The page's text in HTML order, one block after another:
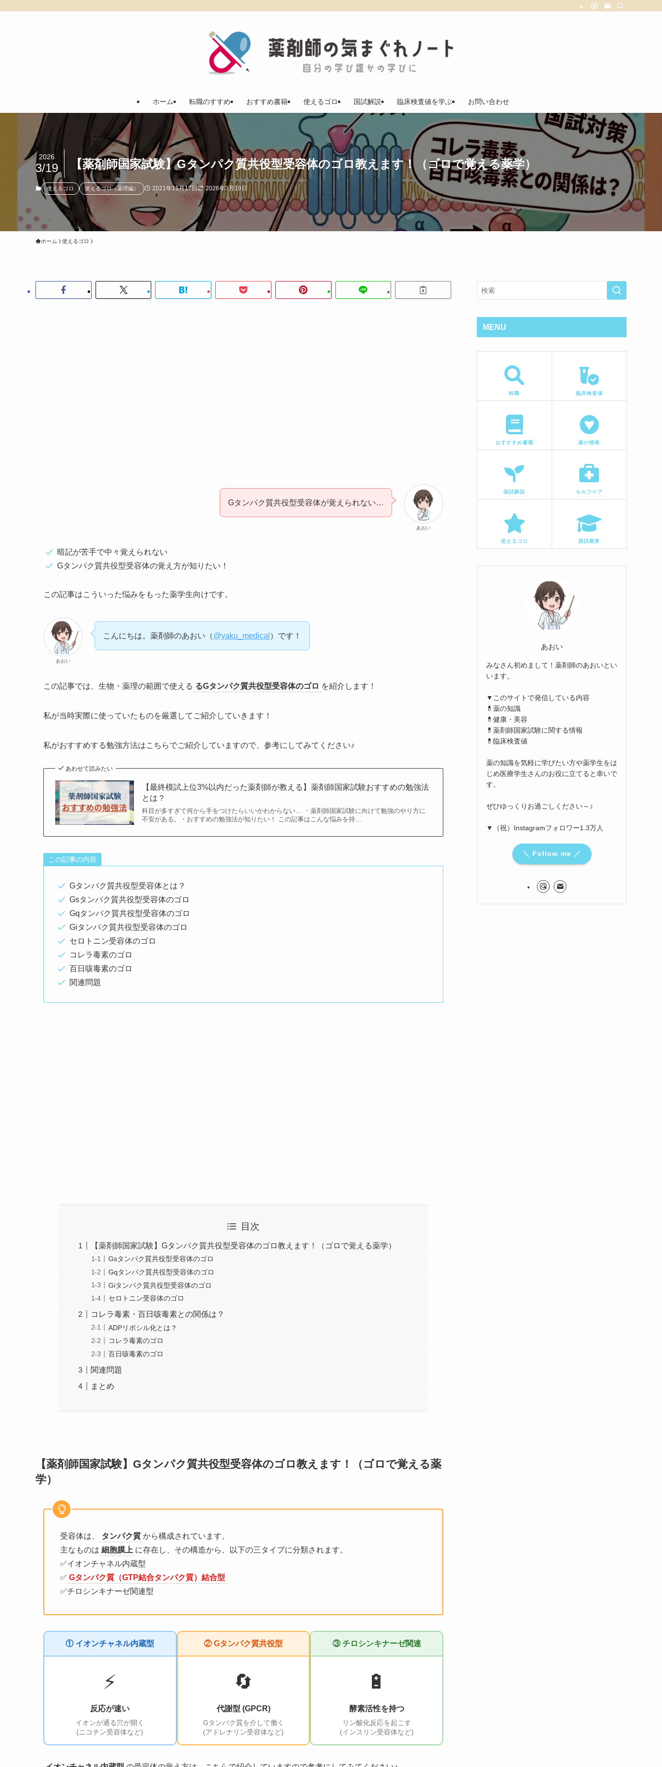
ホーム 転職のすすめ おすすめ書籍 使えるゴロ 国試解説 臨床検査値を学ぶ お問い合わせ
【薬剤師国家試験】Gタンパク質共役型受容体のゴロ教えます！（ゴロで覚える薬学）
2026
3/19
使えるゴロ 使えるゴロ（薬理編） 2021年11月17日 2026年3月19日
ホーム 使えるゴロ
あおい
Gタンパク質共役型受容体が覚えられない…
暗記が苦手で中々覚えられない
Gタンパク質共役型受容体の覚え方が知りたい！
この記事はこういった悩みをもった薬学生向けです。
あおい
こんにちは。薬剤師のあおい（@yaku_medical ）です！
この記事では、生物・薬理の範囲で使える るGタンパク質共役型受容体のゴロ を紹介します！
私が当時実際に使っていたものを厳選してご紹介していきます！
私がおすすめする勉強方法はこちらでご紹介していますので、参考にしてみてください♪
あわせて読みたい
【最終模試上位3%以内だった薬剤師が教える】薬剤師国家試験おすすめの勉強法
とは？
科目が多すぎて何から手をつけたらいいかわからない… ・薬剤師国家試験に向けて勉強のやり方に
不安がある。・おすすめの勉強法が知りたい！ この記事はこんな悩みを持…
この記事の内容
Gタンパク質共役型受容体とは？
Gsタンパク質共役型受容体のゴロ
Gqタンパク質共役型受容体のゴロ
Giタンパク質共役型受容体のゴロ
セロトニン受容体のゴロ
コレラ毒素のゴロ
百日咳毒素のゴロ
関連問題
目次
【薬剤師国家試験】Gタンパク質共役型受容体のゴロ教えます！（ゴロで覚える薬学）
Gsタンパク質共役型受容体のゴロ
Gqタンパク質共役型受容体のゴロ
Giタンパク質共役型受容体のゴロ
セロトニン受容体のゴロ
コレラ毒素・百日咳毒素との関係は？
ADPリボシル化とは？
コレラ毒素のゴロ
百日咳毒素のゴロ
関連問題
まとめ
【薬剤師国家試験】Gタンパク質共役型受容体のゴロ教えます！（ゴロで覚える薬
学）
受容体は、 タンパク質 から構成されています。
主なものは 細胞膜上 に存在し、その構造から、以下の三タイプに分類されます。
✅イオンチャネル内蔵型
✅ Gタンパク質（GTP結合タンパク質）結合型
✅チロシンキナーゼ関連型
① イオンチャネル内蔵型
⚡
反応が速い
イオンが通る穴が開く
(ニコチン受容体など)
② Gタンパク質共役型
🔄
代謝型 (GPCR)
Gタンパク質を介して働く
(アドレナリン受容体など)
③ チロシンキナーゼ関連
🔋
酵素活性を持つ
リン酸化反応を起こす
(インスリン受容体など)
MENU
転職 臨床検査値
おすすすめ書籍 薬の情報
国試解説 セルフケア
使えるゴロ 国試概要
あおい
みなさん初めまして！薬剤師のあおいとい
います。
▼このサイトで発信している内容
💊薬の知識
💊健康・美容
💊薬剤師国家試験に関する情報
💊臨床検査値
薬の知識を気軽に学びたい方や薬学生をは
じめ医療学生さんのお役に立てると幸いで
す。
ぜひゆっくりお過ごしください～♪
▼（祝）Instagramフォロワー1.3万人
＼ Follow me ／